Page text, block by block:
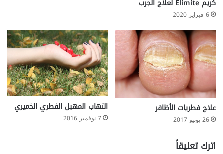
كريم Elimite لعلاج الجرب
6 فبراير 2020
علاج فطريات الأظافر
26 يونيو 2017
التهاب المهبل الفطري الخميري
7 نوفمبر 2016
اترك تعليقاً